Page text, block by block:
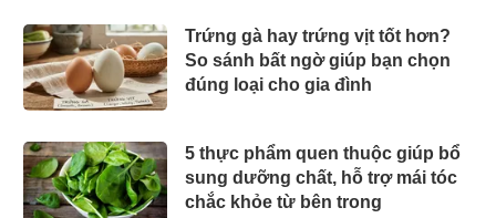
Trứng gà hay trứng vịt tốt hơn?
So sánh bất ngờ giúp bạn chọn
đúng loại cho gia đình
5 thực phẩm quen thuộc giúp bổ
sung dưỡng chất, hỗ trợ mái tóc
chắc khỏe từ bên trong